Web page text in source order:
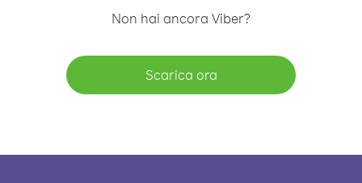
Non hai ancora Viber?
Scarica ora